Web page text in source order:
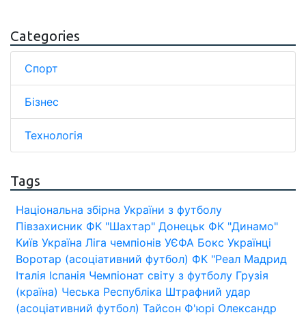
Categories
Спорт
Бізнес
Технологія
Tags
Національна збірна України з футболу
Півзахисник ФК "Шахтар" Донецьк ФК "Динамо"
Київ Україна Ліга чемпіонів УЄФА Бокс Українці
Воротар (асоціативний футбол) ФК "Реал Мадрид
Італія Іспанія Чемпіонат світу з футболу Грузія
(країна) Чеська Республіка Штрафний удар
(асоціативний футбол) Тайсон Ф'юрі Олександр